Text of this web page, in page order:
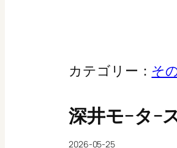
カテゴリー： そ
深井モ−タ−
2026-05-25